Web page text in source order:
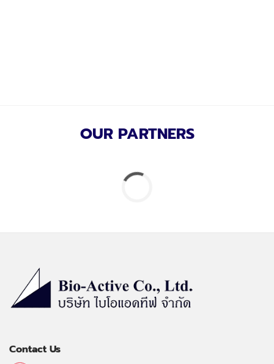
OUR PARTNERS
Contact Us